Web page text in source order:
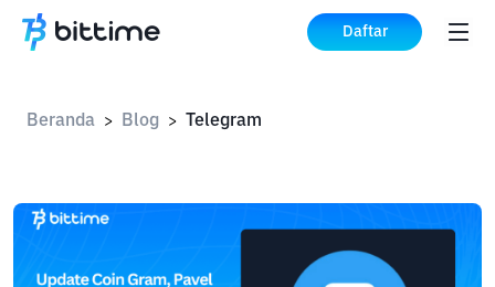
Daftar
Beranda > Blog > Telegram